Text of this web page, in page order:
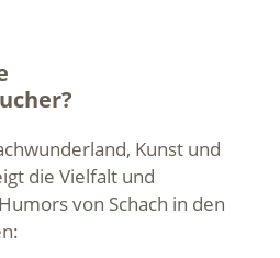
Kunst und
die Vielfalt und
von Schach in den